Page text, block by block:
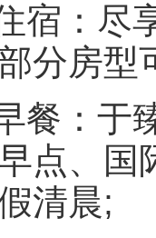
：尽享
分房型
：于臻
点、国
清晨;